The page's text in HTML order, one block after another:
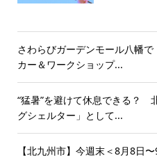
さわらびガーデンモール八幡
カー＆ワークショップ...
“猛暑”を避けて休息できる？
グシェルター」として...
【北九州市】今週末＜8月8日